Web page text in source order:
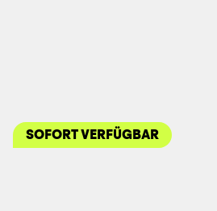
SOFORT VERFÜGBAR